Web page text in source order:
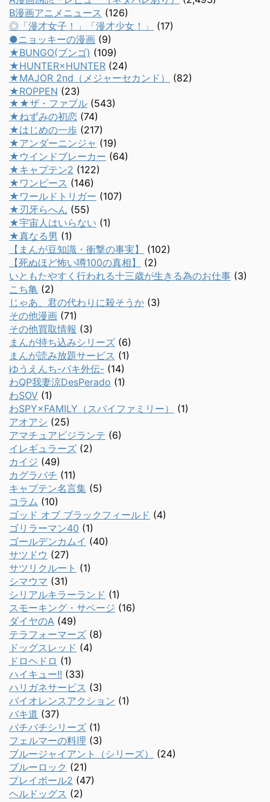
B漫画アニメニュース (126)
◎「漫才女子！」「漫才少女！」
(17)
●ニョッキーの漫画 (9)
★BUNGO(ブンゴ) (109)
★HUNTER×HUNTER (24)
★MAJOR 2nd（メジャーセカンド）
(82)
★ROPPEN (23)
★★ザ・ファブル (543)
★ねずみの初恋 (74)
★はじめの一歩 (217)
★アンダーニンジャ (19)
★ウインドブレーカー (64)
★キャプテン2 (122)
★ワンピース (146)
★ワールドトリガー (107)
★刃牙らへん (55)
★宇宙人はいらない (1)
★真なる男 (1)
【まんが豆知識・衝撃の事実】
(102)
【死ぬほど怖い噂100の真相】
(2)
いともたやすく行われる十三歳が生きる為のお仕事 (3)
こち亀 (2)
じゃあ、君の代わりに殺そうか (3)
その他漫画 (71)
その他買取情報 (3)
まんが持ち込みシリーズ (6)
まんが読み放題サービス (1)
ゆうえんち-バキ外伝- (14)
わQP我妻涼DesPerado (1)
わSOV (1)
わSPY×FAMILY（スパイファミリー）
(1)
アオアシ (25)
アマチュアビジランテ (6)
イレギュラーズ (2)
カイジ (49)
カグラバチ (11)
キャプテン名言集 (5)
コラム (10)
ゴッド オブ ブラックフィールド (4)
ゴリラーマン40 (1)
ゴールデンカムイ (40)
サツドウ (27)
サツリクルート (1)
シマウマ (31)
シリアルキラーランド (1)
スモーキング・サベージ (16)
ダイヤのA (49)
テラフォーマーズ (8)
ドッグスレッド (4)
ドロヘドロ (1)
ハイキュー!! (33)
ハリガネサービス (3)
バイオレンスアクション (1)
バキ道 (37)
バチバチシリーズ (1)
フェルマーの料理 (3)
ブルージャイアント（シリーズ）
(24)
ブルーロック (21)
プレイボール2 (47)
ヘルドッグス (2)